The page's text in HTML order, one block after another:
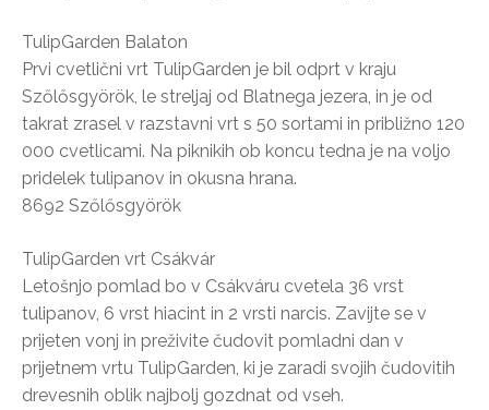
TulipGarden Balaton
Prvi cvetlični vrt TulipGarden je bil odprt v kraju
Szőlősgyörök, le streljaj od Blatnega jezera, in je od
takrat zrasel v razstavni vrt s 50 sortami in približno 120
000 cvetlicami. Na piknikih ob koncu tedna je na voljo
pridelek tulipanov in okusna hrana.
8692 Szőlősgyörök
TulipGarden vrt Csákvár
Letošnjo pomlad bo v Csákváru cvetela 36 vrst
tulipanov, 6 vrst hiacint in 2 vrsti narcis. Zavijte se v
prijeten vonj in preživite čudovit pomladni dan v
prijetnem vrtu TulipGarden, ki je zaradi svojih čudovitih
drevesnih oblik najbolj gozdnat od vseh.